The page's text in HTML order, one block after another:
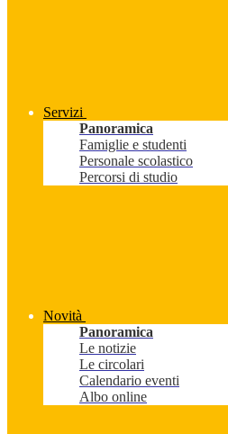
Servizi
Panoramica
Famiglie e studenti
Personale scolastico
Percorsi di studio
Novità
Panoramica
Le notizie
Le circolari
Calendario eventi
Albo online